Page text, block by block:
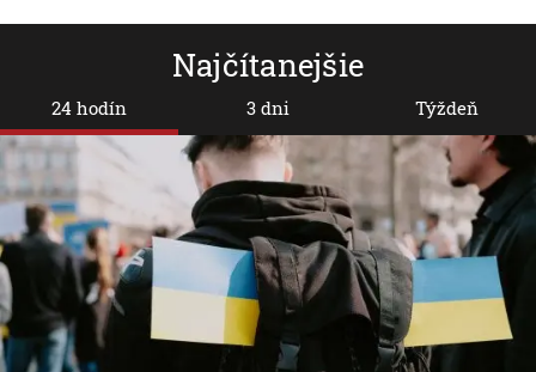
Najčítanejšie
24 hodín 3 dni Týždeň